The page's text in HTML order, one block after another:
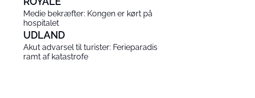
Medie bekræfter: Kongen er kørt på
hospitalet
UDLAND
Akut advarsel til turister: Ferieparadis
ramt af katastrofe